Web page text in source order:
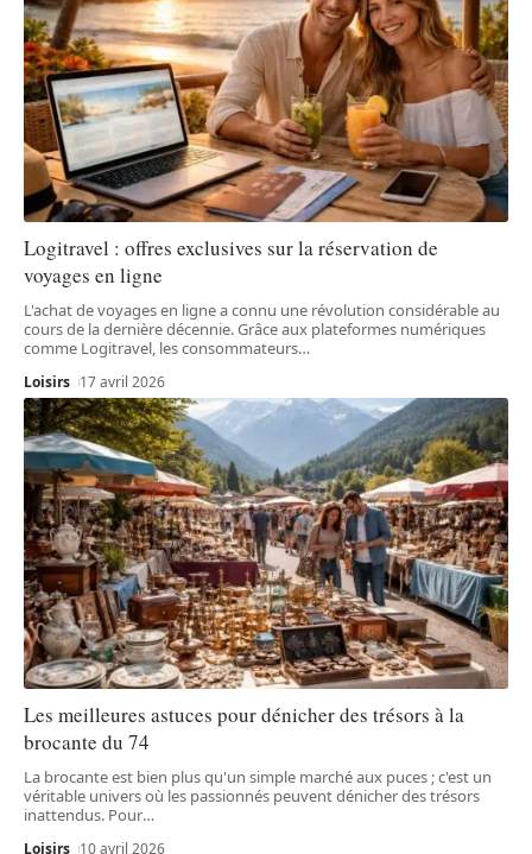
Logitravel : offres exclusives sur la réservation de
voyages en ligne
L'achat de voyages en ligne a connu une révolution considérable au
cours de la dernière décennie. Grâce aux plateformes numériques
comme Logitravel, les consommateurs…
Loisirs 17 avril 2026
Les meilleures astuces pour dénicher des trésors à la
brocante du 74
La brocante est bien plus qu'un simple marché aux puces ; c'est un
véritable univers où les passionnés peuvent dénicher des trésors
inattendus. Pour…
Loisirs 10 avril 2026